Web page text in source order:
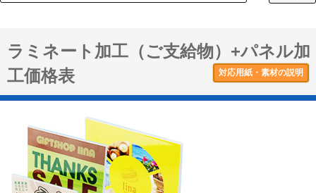
ラミネート加工（ご支給物）+パネル加
工価格表
対応用紙・素材の説明